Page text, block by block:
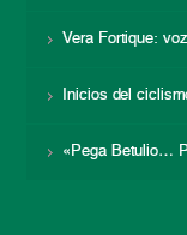
Vera Fortique:
Inicios del
«Pega Betulio…